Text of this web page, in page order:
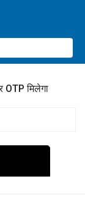
OTP मिलेगा